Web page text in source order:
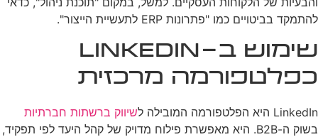
להתמקד בביטויים כמו "פתרונות ERP לתעשיית הייצור".
שימוש ב-LinkedIn
כפלטפורמה מרכזית
LinkedIn היא הפלטפורמה המובילה ל
שיווק ברשתות חברתיות
בשוק ה-B2B. היא מאפשרת פילוח מדויק של קהל היעד לפי תפקיד,